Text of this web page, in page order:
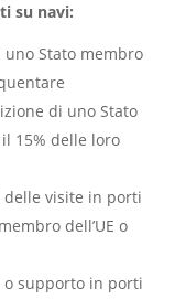
su navi:
Stato membro
di uno Stato
il 15% delle loro
delle visite in porti
dell’UE o
supporto in porti